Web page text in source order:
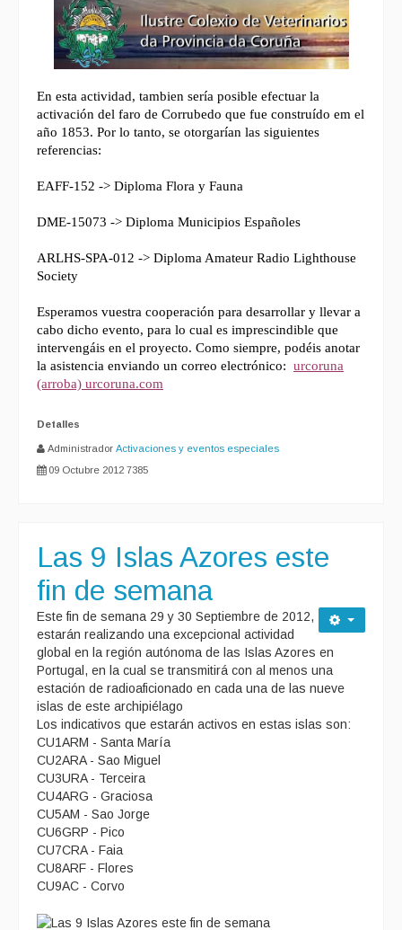
En esta actividad, tambien sería posible efectuar la
activación del faro de Corrubedo que fue construído em el
año 1853. Por lo tanto, se otorgarían las siguientes
referencias:
EAFF-152 -> Diploma Flora y Fauna
DME-15073 -> Diploma Municipios Españoles
ARLHS-SPA-012 -> Diploma Amateur Radio Lighthouse
Society
Esperamos vuestra cooperación para desarrollar y llevar a
cabo dicho evento, para lo cual es imprescindible que
intervengáis en el proyecto. Como siempre, podéis anotar
la asistencia enviando un correo electrónico: urcoruna
(arroba) urcoruna.com
Detalles
Administrador Activaciones y eventos especiales
09 Octubre 2012 7385
Las 9 Islas Azores este
fin de semana
Este fin de semana 29 y 30 Septiembre de 2012,
estarán realizando una excepcional actividad
global en la región autónoma de las Islas Azores en
Portugal, en la cual se transmitirá con al menos una
estación de radioaficionado en cada una de las nueve
islas de este archipiélago
Los indicativos que estarán activos en estas islas son:
CU1ARM - Santa María
CU2ARA - Sao Miguel
CU3URA - Terceira
CU4ARG - Graciosa
CU5AM - Sao Jorge
CU6GRP - Pico
CU7CRA - Faia
CU8ARF - Flores
CU9AC - Corvo